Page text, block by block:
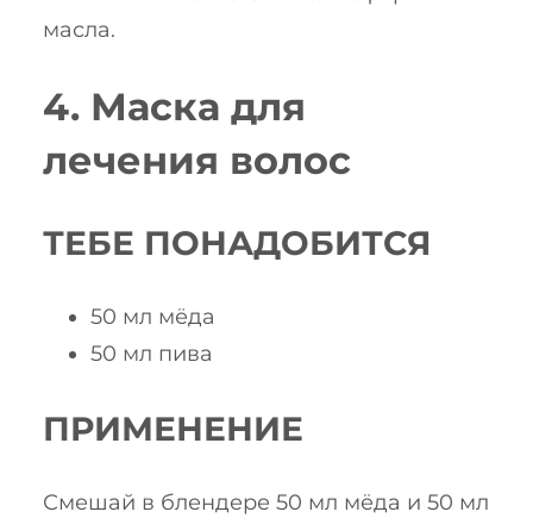
масла.
4. Маска для
лечения волос
ТЕБЕ ПОНАДОБИТСЯ
50 мл мёда
50 мл пива
ПРИМЕНЕНИЕ
Смешай в блендере 50 мл мёда и 50 мл